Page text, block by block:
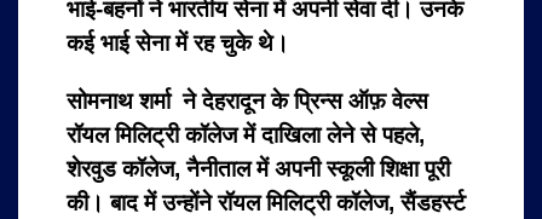
भाई-बहनों ने भारतीय सेना में अपनी सेवा दी। उनके
कई भाई सेना में रह चुके थे।
सोमनाथ शर्मा ने देहरादून के प्रिन्स ऑफ़ वेल्स
रॉयल मिलिट्री कॉलेज में दाखिला लेने से पहले,
शेरवुड कॉलेज, नैनीताल में अपनी स्कूली शिक्षा पूरी
की। बाद में उन्होंने रॉयल मिलिट्री कॉलेज, सैंडहर्स्ट